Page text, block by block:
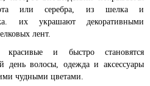
или серебра, из шелка и
их украшают декоративными
лент.
и быстро становятся
день волосы, одежда и аксессуары
чудными цветами.